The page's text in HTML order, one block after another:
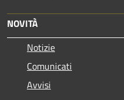
NOVITÀ
Notizie
Comunicati
Avvisi